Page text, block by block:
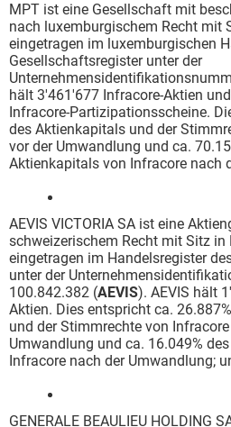
MPT ist eine Gesellschaft mit
nach luxemburgischem Recht mit
eingetragen im luxemburgischen
Gesellschaftsregister unter der
hält 3'461'677 Infracore-Aktien
Infracore-Partizipationsscheine.
des Aktienkapitals und der
vor der Umwandlung und ca.
Aktienkapitals von Infracore nach
AEVIS VICTORIA SA ist eine
schweizerischem Recht mit Sitz in
eingetragen im Handelsregister
unter der
100.842.382 (AEVIS). AEVIS hält
Aktien. Dies entspricht ca.
und der Stimmrechte von
Umwandlung und ca. 16.049%
Infracore nach der Umwandlung;
GENERALE BEAULIEU HOLDING